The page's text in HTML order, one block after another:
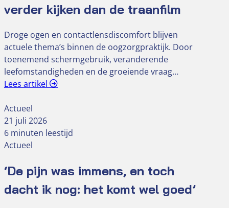
verder kijken dan de traanfilm
Droge ogen en contactlensdiscomfort blijven
actuele thema’s binnen de oogzorgpraktijk. Door
toenemend schermgebruik, veranderende
leefomstandigheden en de groeiende vraag…
Lees artikel
Actueel
21 juli 2026
6 minuten leestijd
Actueel
‘De pijn was immens, en toch
dacht ik nog: het komt wel goed’